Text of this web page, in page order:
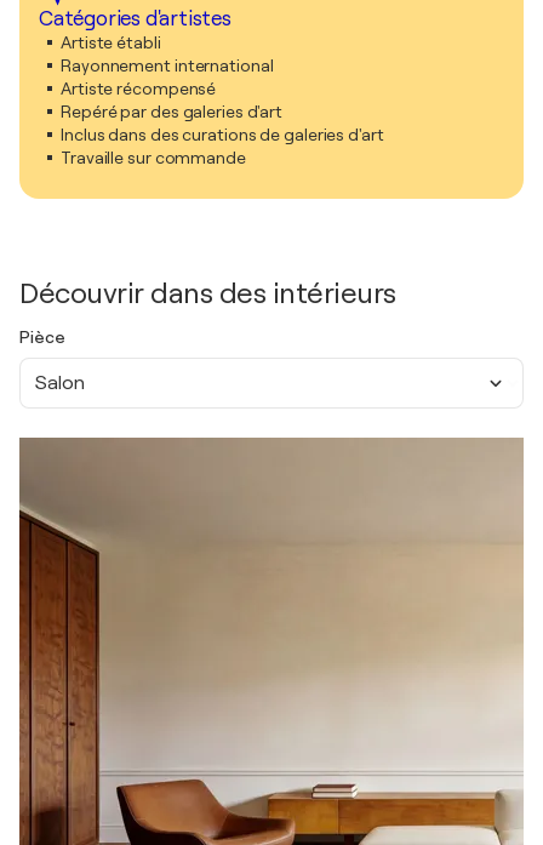
Catégories d'artistes
Artiste établi
Rayonnement international
Artiste récompensé
Repéré par des galeries d'art
Inclus dans des curations de galeries d'art
Travaille sur commande
Découvrir dans des intérieurs
Pièce
Salon